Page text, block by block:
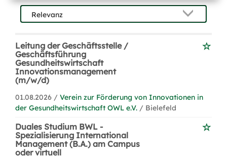
Leitung der Geschäftsstelle /
Geschäftsführung
Gesundheitswirtschaft
Innovationsmanagement
(m/w/d)
01.08.2026 / Verein zur Förderung von Innovationen in
der Gesundheitswirtschaft OWL e.V. / Bielefeld
Duales Studium BWL -
Spezialisierung International
Management (B.A.) am Campus
oder virtuell